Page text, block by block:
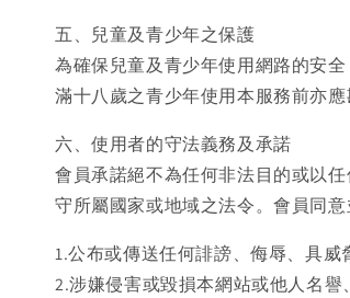
五、兒童及青少年之保護
為確保兒童及青少年使用網路的安
滿十八歲之青少年使用本服務前亦應
六、使用者的守法義務及承諾
會員承諾絕不為任何非法目的或以
守所屬國家或地域之法令。會員同
1.公布或傳送任何誹謗、侮辱、具
2.涉嫌侵害或毀損本網站或他人名